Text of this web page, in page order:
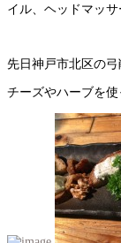
イル、ヘッドマッ
先日神戸市北区の弓
チーズやハーブを